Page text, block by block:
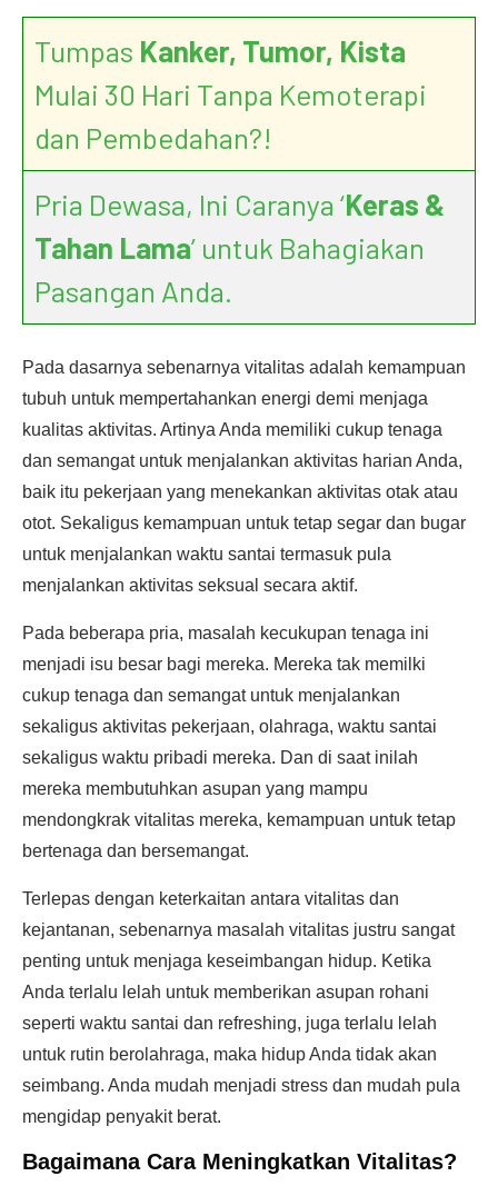
Tumpas Kanker, Tumor, Kista
Mulai 30 Hari Tanpa Kemoterapi
dan Pembedahan?!
Pria Dewasa, Ini Caranya ‘Keras &
Tahan Lama’ untuk Bahagiakan
Pasangan Anda.
Pada dasarnya sebenarnya vitalitas adalah kemampuan
tubuh untuk mempertahankan energi demi menjaga
kualitas aktivitas. Artinya Anda memiliki cukup tenaga
dan semangat untuk menjalankan aktivitas harian Anda,
baik itu pekerjaan yang menekankan aktivitas otak atau
otot. Sekaligus kemampuan untuk tetap segar dan bugar
untuk menjalankan waktu santai termasuk pula
menjalankan aktivitas seksual secara aktif.
Pada beberapa pria, masalah kecukupan tenaga ini
menjadi isu besar bagi mereka. Mereka tak memilki
cukup tenaga dan semangat untuk menjalankan
sekaligus aktivitas pekerjaan, olahraga, waktu santai
sekaligus waktu pribadi mereka. Dan di saat inilah
mereka membutuhkan asupan yang mampu
mendongkrak vitalitas mereka, kemampuan untuk tetap
bertenaga dan bersemangat.
Terlepas dengan keterkaitan antara vitalitas dan
kejantanan, sebenarnya masalah vitalitas justru sangat
penting untuk menjaga keseimbangan hidup. Ketika
Anda terlalu lelah untuk memberikan asupan rohani
seperti waktu santai dan refreshing, juga terlalu lelah
untuk rutin berolahraga, maka hidup Anda tidak akan
seimbang. Anda mudah menjadi stress dan mudah pula
mengidap penyakit berat.
Bagaimana CaraMeningkatkan Vitalitas?